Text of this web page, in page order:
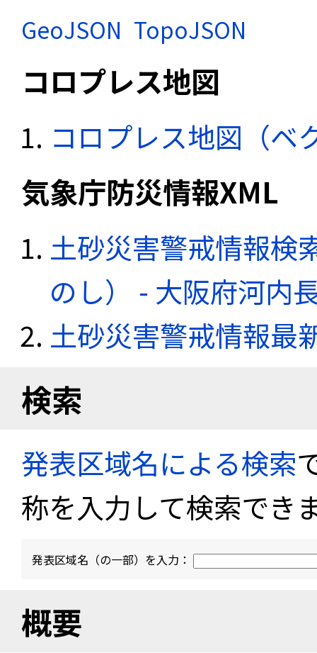
GeoJSON TopoJSON
コロプレス地図
コロプレス地図（ベ
気象庁防災情報XML
土砂災害警戒情報検
のし） - 大阪府河内
土砂災害警戒情報最
検索
発表区域名による検索
称を入力して検索でき
発表区域名（の一部）を入力：
概要